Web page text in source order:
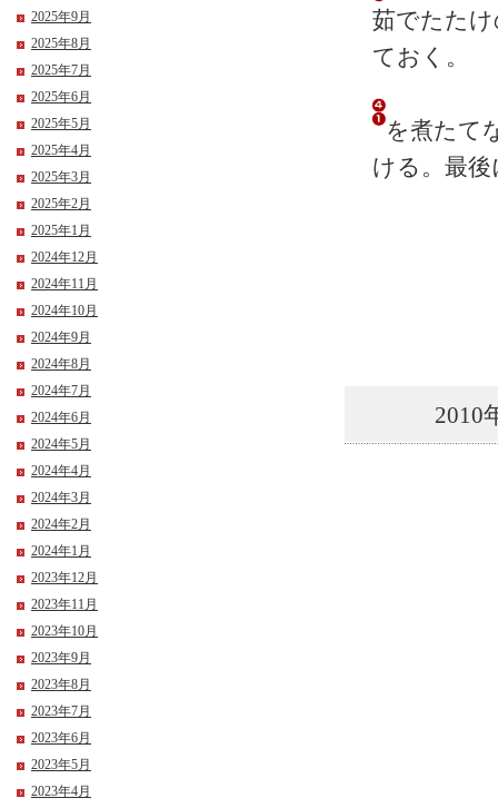
茹でたた
ておく。
を煮たて
ける。最後
2010
2025年9月
2025年8月
2025年7月
2025年6月
2025年5月
2025年4月
2025年3月
2025年2月
2025年1月
2024年12月
2024年11月
2024年10月
2024年9月
2024年8月
2024年7月
2024年6月
2024年5月
2024年4月
2024年3月
2024年2月
2024年1月
2023年12月
2023年11月
2023年10月
2023年9月
2023年8月
2023年7月
2023年6月
2023年5月
2023年4月